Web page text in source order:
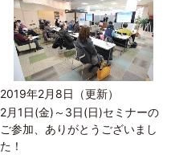
2019年2月8日（更新）
2月1日(金)～3日(日)セミナーの
ご参加、ありがとうございまし
た！